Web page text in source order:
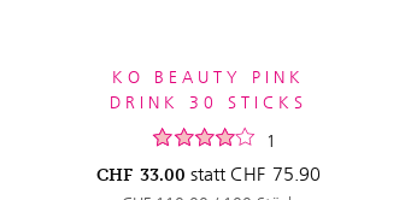
KO BEAUTY PINK
DRINK 30 STICKS
1
CHF 33.00 statt CHF 75.90